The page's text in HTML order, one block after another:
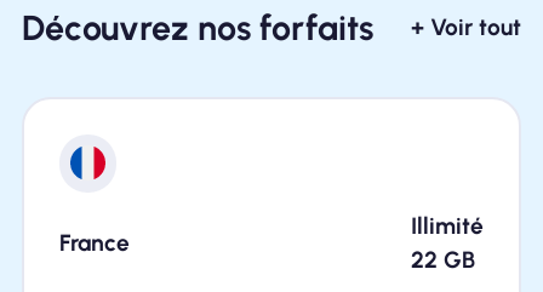
Découvrez nos forfaits + Voir tout
France
Illimité
22 GB